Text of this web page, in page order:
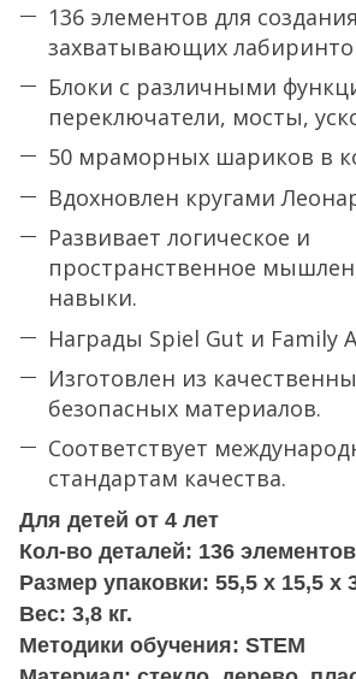
136 элементов для
захватывающих
Блоки с различными
переключатели, мосты,
50 мраморных шариков в
Вдохновлен кругами
Развивает логическое и
пространственное
навыки.
Награды Spiel Gut и Family
Изготовлен из
безопасных материалов.
Соответствует
стандартам качества.
Для детей от 4 лет
Кол-во деталей: 136 элементов
Размер упаковки: 55,5 х 15,5 х
Вес: 3,8 кг.
Методики обучения: STEM